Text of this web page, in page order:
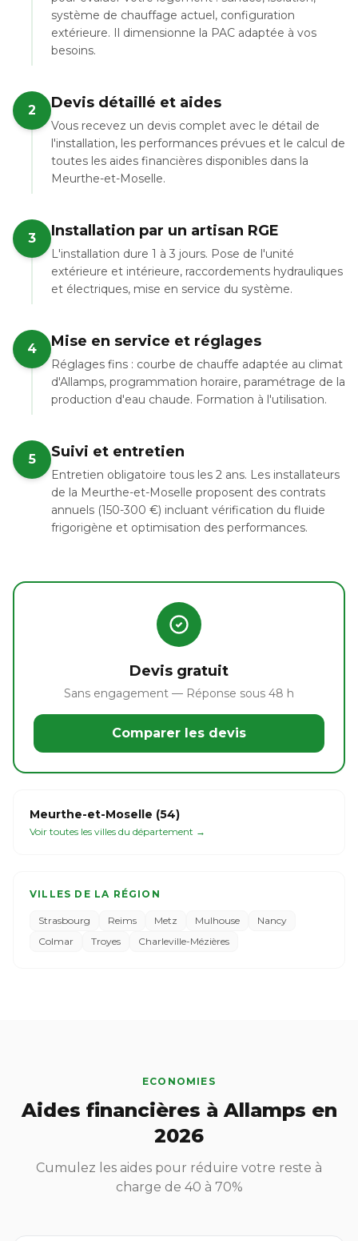
système de chauffage actuel, configuration
extérieure. Il dimensionne la PAC adaptée à vos
besoins.
2 Devis détaillé et aides
Vous recevez un devis complet avec le détail de
l'installation, les performances prévues et le calcul de
toutes les aides financières disponibles dans la
Meurthe-et-Moselle.
3 Installation par un artisan RGE
L'installation dure 1 à 3 jours. Pose de l'unité
extérieure et intérieure, raccordements hydrauliques
et électriques, mise en service du système.
4 Mise en service et réglages
Réglages fins : courbe de chauffe adaptée au climat
d'Allamps, programmation horaire, paramétrage de la
production d'eau chaude. Formation à l'utilisation.
5 Suivi et entretien
Entretien obligatoire tous les 2 ans. Les installateurs
de la Meurthe-et-Moselle proposent des contrats
annuels (150-300 €) incluant vérification du fluide
frigorigène et optimisation des performances.
Devis gratuit
Sans engagement — Réponse sous 48 h
Comparer les devis
Meurthe-et-Moselle (54)
Voir toutes les villes du département →
VILLES DE LA RÉGION
Strasbourg Reims Metz Mulhouse
Nancy
Colmar
Troyes Charleville-Mézières
ECONOMIES
Aides financières à Allamps en
2026
Cumulez les aides pour réduire votre reste à
charge de 40 à 70%